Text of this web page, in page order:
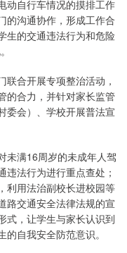
动自行车情况的摸排工作
的沟通协作，形成工作合
生的交通违法行为和危险
合开展专项整治活动，
的合力，并针对家长监管
委会）、学校开展普法宣
未满16周岁的未成年人驾
法行为进行重点查处；
利用法治副校长进校园等
路交通安全法律法规的宣
式，让学生与家长认识到
自我安全防范意识。